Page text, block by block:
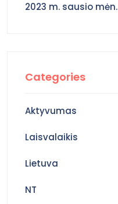
2023 m. sausio mėn.
Categories
Aktyvumas
Laisvalaikis
Lietuva
NT